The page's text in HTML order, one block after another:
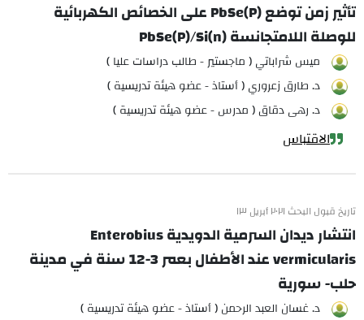
تأثير زمن توضع PbSe(P) على الخصائص الكهربائية
للوصلة اللامتجانسة PbSe(P)/Si(n)
ميس شراباتي ( ماجستير - طالب دراسات عليا )
د. طارق زعروري ( أستاذ - عضو هيئة تدريسية )
د. رهى دقاق ( مدرس - عضو هيئة تدريسية )
الاقتباس
تاريخ قبول البحث ٢٠٢١ أبريل ١٣
انتشار ديدان السرمية الدويدية Enterobius
vermicularis عند الأطفال بعمر 3-12 سنة في مدينة
حلب- سورية
د. غسان العبد الرحمن ( أستاذ - عضو هيئة تدريسية )